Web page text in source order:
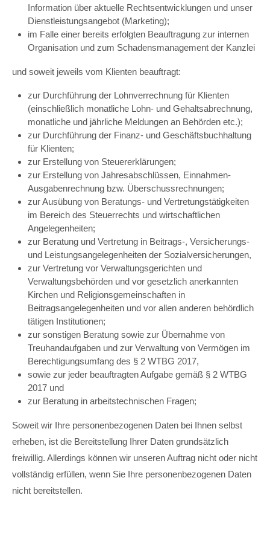
Information über aktuelle Rechtsentwicklungen und unser
Dienstleistungsangebot (Marketing);
im Falle einer bereits erfolgten Beauftragung zur internen
Organisation und zum Schadensmanagement der Kanzlei
und soweit jeweils vom Klienten beauftragt:
zur Durchführung der Lohnverrechnung für Klienten
(einschließlich monatliche Lohn- und Gehaltsabrechnung,
monatliche und jährliche Meldungen an Behörden etc.);
zur Durchführung der Finanz- und Geschäftsbuchhaltung
für Klienten;
zur Erstellung von Steuererklärungen;
zur Erstellung von Jahresabschlüssen, Einnahmen-
Ausgabenrechnung bzw. Überschussrechnungen;
zur Ausübung von Beratungs- und Vertretungstätigkeiten
im Bereich des Steuerrechts und wirtschaftlichen
Angelegenheiten;
zur Beratung und Vertretung in Beitrags-, Versicherungs-
und Leistungsangelegenheiten der Sozialversicherungen,
zur Vertretung vor Verwaltungsgerichten und
Verwaltungsbehörden und vor gesetzlich anerkannten
Kirchen und Religionsgemeinschaften in
Beitragsangelegenheiten und vor allen anderen behördlich
tätigen Institutionen;
zur sonstigen Beratung sowie zur Übernahme von
Treuhandaufgaben und zur Verwaltung von Vermögen im
Berechtigungsumfang des § 2 WTBG 2017,
sowie zur jeder beauftragten Aufgabe gemäß § 2 WTBG
2017 und
zur Beratung in arbeitstechnischen Fragen;
Soweit wir Ihre personenbezogenen Daten bei Ihnen selbst
erheben, ist die Bereitstellung Ihrer Daten grundsätzlich
freiwillig. Allerdings können wir unseren Auftrag nicht oder nicht
vollständig erfüllen, wenn Sie Ihre personenbezogenen Daten
nicht bereitstellen.